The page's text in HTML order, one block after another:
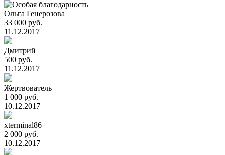
Ольга Генерозова
33 000 руб.
11.12.2017
Дмитрий
500 руб.
11.12.2017
Жертвователь
1 000 руб.
10.12.2017
xterminal86
2 000 руб.
10.12.2017